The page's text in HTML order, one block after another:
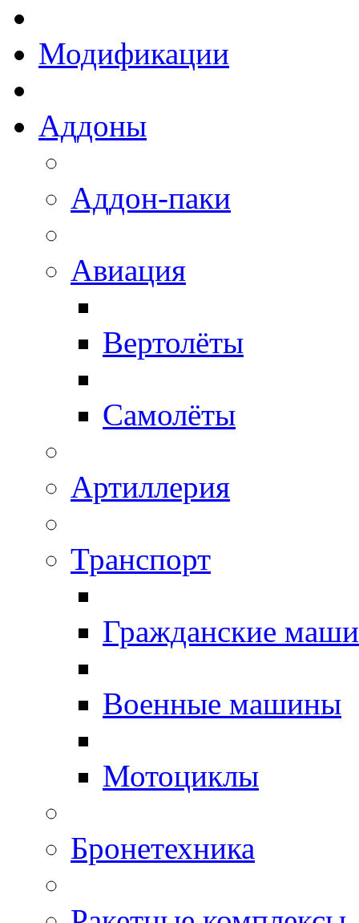
Модификации
Аддоны
Аддон-паки
Авиация
Вертолёты
Самолёты
Артиллерия
Транспорт
Гражданские
Военные машины
Мотоциклы
Бронетехника